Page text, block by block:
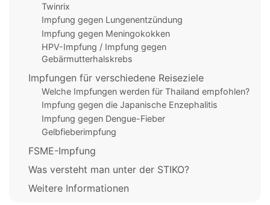
Twinrix
Impfung gegen Lungenentzündung
Impfung gegen Meningokokken
HPV-Impfung / Impfung gegen
Gebärmutterhalskrebs
Impfungen für verschiedene Reiseziele
Welche Impfungen werden für Thailand empfohlen?
Impfung gegen die Japanische Enzephalitis
Impfung gegen Dengue-Fieber
Gelbfieberimpfung
FSME-Impfung
Was versteht man unter der STIKO?
Weitere Informationen